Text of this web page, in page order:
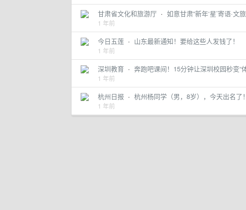
甘肃省文化和旅游厅 · 如意甘肃“新年‘星’寄语·文
1 年前
今日五莲 · 山东最新通知！要给这些人发钱了！
1 年前
深圳教育 · 奔跑吧课间！15分钟让深圳校园秒变“
1 年前
杭州日报 · 杭州杨同学（男，8岁），今天出名了
1 年前